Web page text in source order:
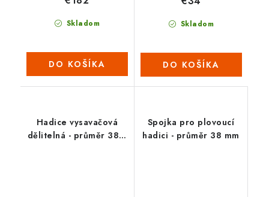
Skladom
DO KOŠÍKA
Skladom
DO KOŠÍKA
Hadice vysavačová
dělitelná - průměr 38 /
Spojka pro plovoucí
hadici - průměr 38 mm